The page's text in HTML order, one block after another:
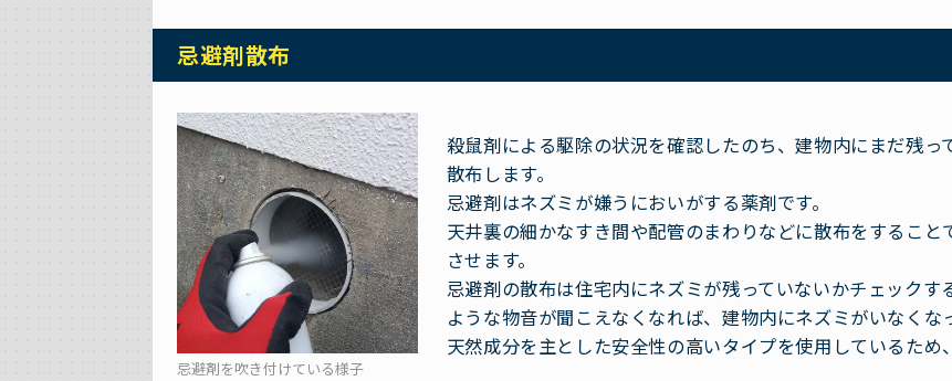
忌避剤散布
忌避剤を吹き付けている様子
殺鼠剤による駆除の状況を確認したのち、建物内にまだ残
散布します。
忌避剤はネズミが嫌うにおいがする薬剤です。
天井裏の細かなすき間や配管のまわりなどに散布をするこ
させます。
忌避剤の散布は住宅内にネズミが残っていないかチェック
ような物音が聞こえなくなれば、建物内にネズミがいなくな
天然成分を主とした安全性の高いタイプを使用しているため